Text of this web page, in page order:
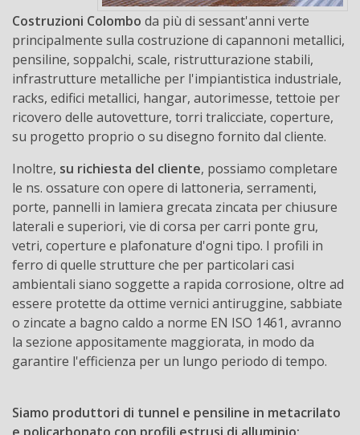
Costruzioni Colombo da più di sessant'anni verte
principalmente sulla costruzione di capannoni metallici,
pensiline, soppalchi, scale, ristrutturazione stabili,
infrastrutture metalliche per l'impiantistica industriale,
racks, edifici metallici, hangar, autorimesse, tettoie per
ricovero delle autovetture, torri tralicciate, coperture,
su progetto proprio o su disegno fornito dal cliente.
Inoltre, su richiesta del cliente, possiamo completare
le ns. ossature con opere di lattoneria, serramenti,
porte, pannelli in lamiera grecata zincata per chiusure
laterali e superiori, vie di corsa per carri ponte gru,
vetri, coperture e plafonature d'ogni tipo. I profili in
ferro di quelle strutture che per particolari casi
ambientali siano soggette a rapida corrosione, oltre ad
essere protette da ottime vernici antiruggine, sabbiate
o zincate a bagno caldo a norme EN ISO 1461, avranno
la sezione appositamente maggiorata, in modo da
garantire l'efficienza per un lungo periodo di tempo.
Siamo produttori di tunnel e pensiline in metacrilato